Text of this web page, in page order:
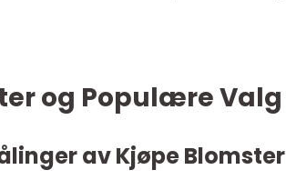
og Populære Valg
av Kjøpe Blomster